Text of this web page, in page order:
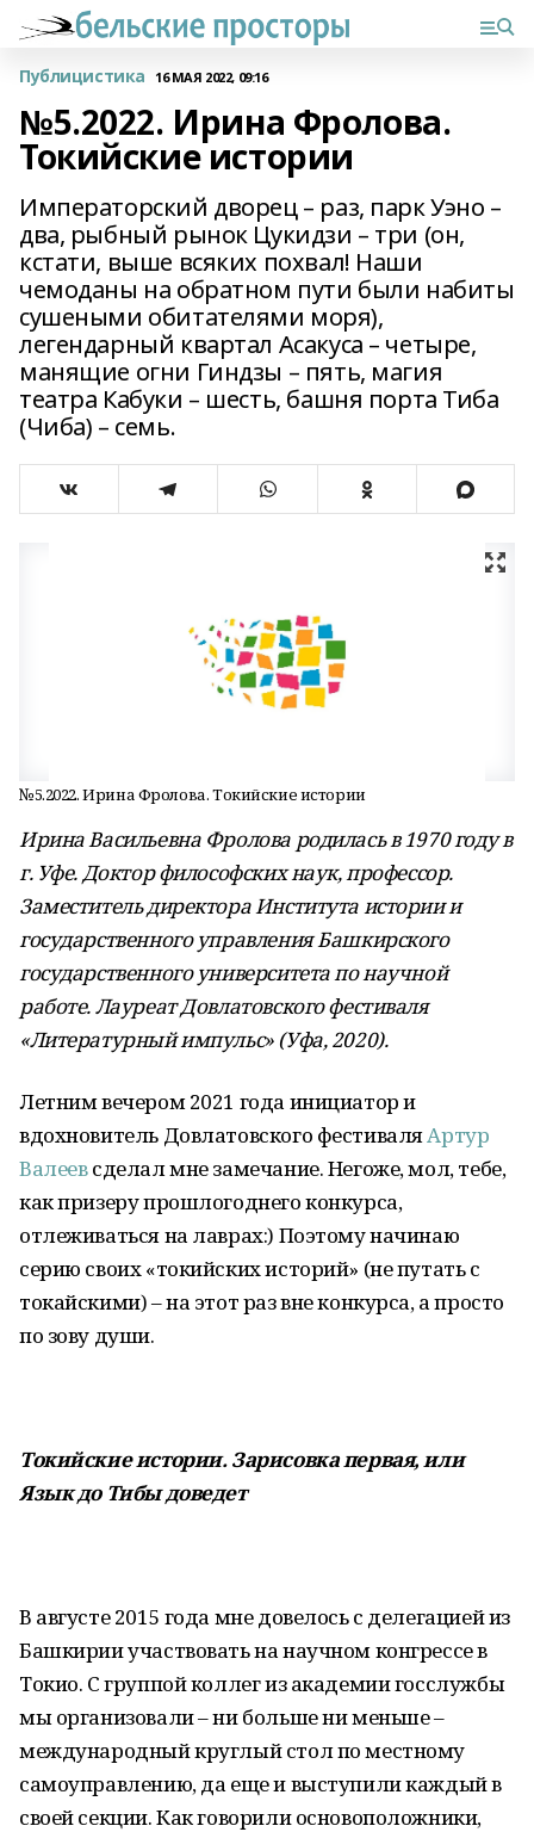
Публицистика 16 МАЯ 2022, 09:16
№5.2022. Ирина Фролова.
Токийские истории
Императорский дворец – раз, парк Уэно –
два, рыбный рынок Цукидзи – три (он,
кстати, выше всяких похвал! Наши
чемоданы на обратном пути были набиты
сушеными обитателями моря),
легендарный квартал Асакуса – четыре,
манящие огни Гиндзы – пять, магия
театра Кабуки – шесть, башня порта Тиба
(Чиба) – семь.
№5.2022. Ирина Фролова. Токийские истории
Ирина Васильевна Фролова родилась в 1970 году в
г. Уфе. Доктор философских наук, профессор.
Заместитель директора Института истории и
государственного управления Башкирского
государственного университета по научной
работе. Лауреат Довлатовского фестиваля
«Литературный импульс» (Уфа, 2020).
Летним вечером 2021 года инициатор и
вдохновитель Довлатовского фестиваляАртур
Валеевсделал мне замечание. Негоже, мол, тебе,
как призеру прошлогоднего конкурса,
отлеживаться на лаврах:) Поэтому начинаю
серию своих «токийских историй» (не путать с
токайскими) – на этот раз вне конкурса, а просто
по зову души.
Токийские истории. Зарисовка первая, или
Язык до Тибы доведет
В августе 2015 года мне довелось с делегацией из
Башкирии участвовать на научном конгрессе в
Токио. С группой коллег из академии госслужбы
мы организовали – ни больше ни меньше –
международный круглый стол по местному
самоуправлению, да еще и выступили каждый в
своей секции. Как говорили основоположники,